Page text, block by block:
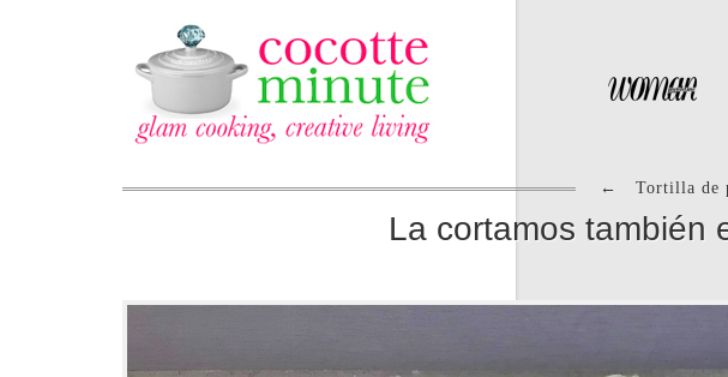
← Tortilla de
La cortamos también